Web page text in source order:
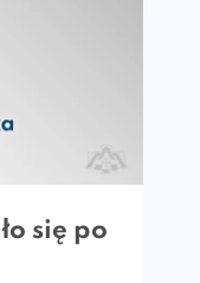
się po